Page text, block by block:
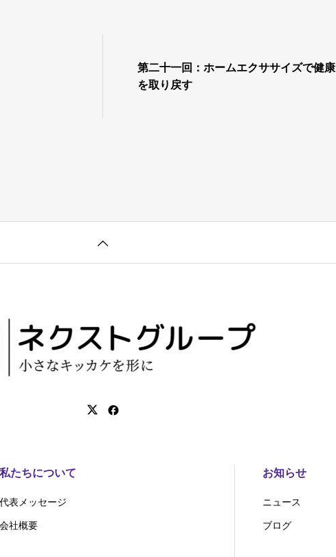
第二十一回：ホームエクササイズで健康
を取り戻す
私たちについて
代表メッセージ
会社概要
お知らせ
ニュース
ブログ